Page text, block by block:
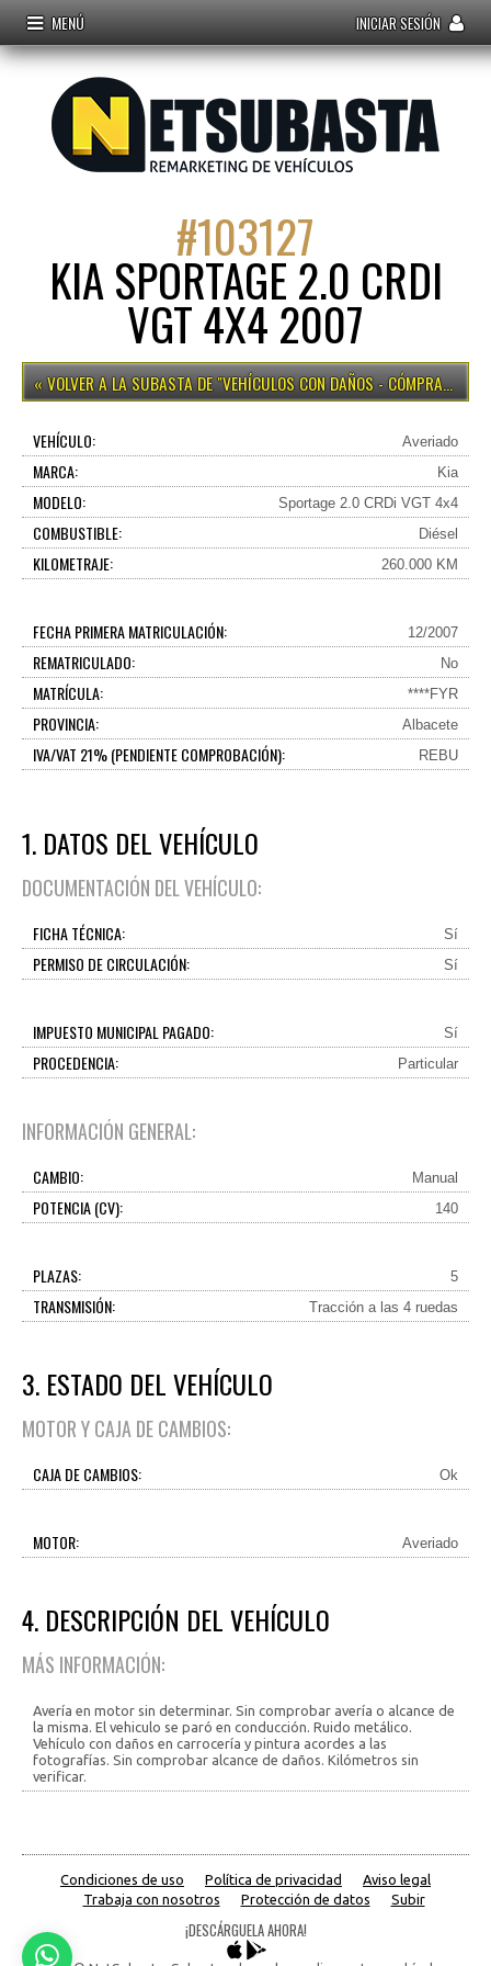
MENÚ INICIAR SESIÓN
#103127
KIA SPORTAGE 2.0 CRDI
VGT 4X4 2007
VEHÍCULOS CON DAÑOS - CÓMPRALO YA
VEHÍCULO: Averiado
MARCA: Kia
MODELO: Sportage 2.0 CRDi VGT 4x4
COMBUSTIBLE: Diésel
KILOMETRAJE: 260.000 KM
FECHA PRIMERA MATRICULACIÓN: 12/2007
REMATRICULADO: No
MATRÍCULA: ****FYR
PROVINCIA: Albacete
IVA/VAT 21% (PENDIENTE COMPROBACIÓN): REBU
1. DATOS DEL VEHÍCULO
DOCUMENTACIÓN DEL VEHÍCULO:
FICHA TÉCNICA: Sí
PERMISO DE CIRCULACIÓN: Sí
IMPUESTO MUNICIPAL PAGADO: Sí
PROCEDENCIA: Particular
INFORMACIÓN GENERAL:
CAMBIO: Manual
POTENCIA (CV): 140
PLAZAS: 5
TRANSMISIÓN: Tracción a las 4 ruedas
3. ESTADO DEL VEHÍCULO
MOTOR Y CAJA DE CAMBIOS:
CAJA DE CAMBIOS: Ok
MOTOR: Averiado
4. DESCRIPCIÓN DEL VEHÍCULO
MÁS INFORMACIÓN:
Avería en motor sin determinar. Sin comprobar avería o alcance de
la misma. El vehiculo se paró en conducción. Ruido metálico.
Vehículo con daños en carrocería y pintura acordes a las
fotografías. Sin comprobar alcance de daños. Kilómetros sin
verificar.
Condiciones de uso Política de privacidad
Aviso legal
Trabaja con nosotros
Protección de datos Subir
¡DESCÁRGUELA AHORA!